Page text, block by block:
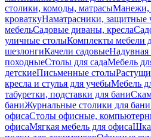
столики, комоды, матрасыМанежи,
кроваткуНаматрасники, защитные
мебельСадовые диваны, кресла
уличные столыКомплекты мебели
шезлонгиКачели садовыеНадувная
походныеСтолы для садаМебель
детскиеПисьменные столы
кресла и стулья для учебыМебель
табуретки, подставки для бани
баниЖурнальные столики для бани
офисаСтолы офисные,
офисаМягкая мебель для офиса